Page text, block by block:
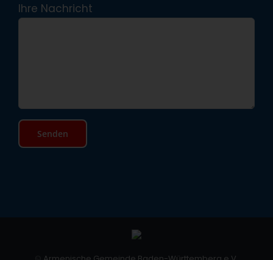
Ihre Nachricht